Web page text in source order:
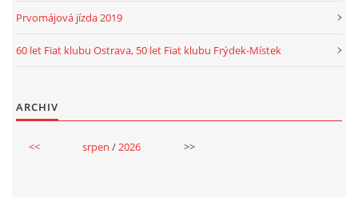
Prvomájová jízda 2019
60 let Fiat klubu Ostrava, 50 let Fiat klubu Frýdek-Místek
ARCHIV
<< srpen / 2026 >>